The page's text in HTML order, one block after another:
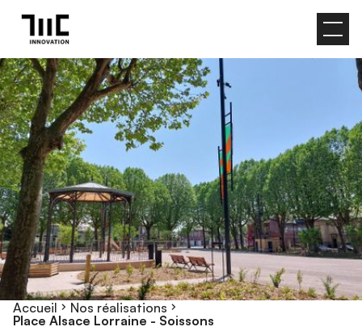
Accueil
Nos réalisations
Place Alsace Lorraine - Soissons